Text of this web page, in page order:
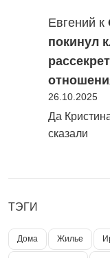
Евгений к
покинул
26.10.2025
Да
сказали
ТЭГИ
Дома Жилье